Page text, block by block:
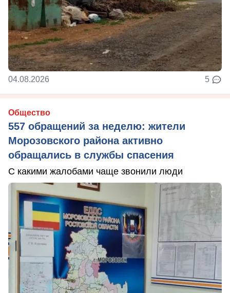
04.08.2026 5
Общество
557 обращений за неделю: жители
Морозовского района активно
обращались в службы спасения
С какими жалобами чаще звонили люди